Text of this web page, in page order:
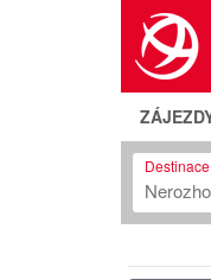
Destinace